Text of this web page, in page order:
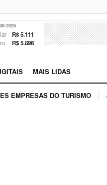
2026
R$ 5.111
R$ 5.896
MAIS LIDAS
EMPRESAS DO TURISMO